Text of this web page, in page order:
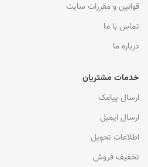
قوانین و مقررات سایت
تماس با ما
درباره ما
خدمات مشتریان
ارسال پیامک
ارسال ایمیل
اطلاعات تحویل
تخفیف فروش